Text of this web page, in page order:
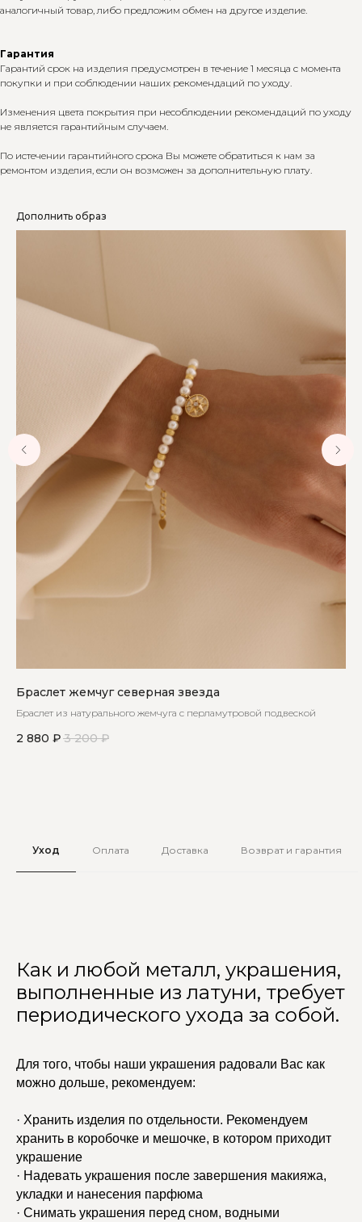
аналогичный товар, либо предложим обмен на другое изделие.
Гарантия
Гарантий срок на изделия предусмотрен в течение 1 месяца с момента
покупки и при соблюдении наших рекомендаций по уходу.
Изменения цвета покрытия при несоблюдении рекомендаций по уходу
не является гарантийным случаем.
По истечении гарантийного срока Вы можете обратиться к нам за
ремонтом изделия, если он возможен за дополнительную плату.
Дополнить образ
Браслет жемчуг северная звезда
Браслет из натурального жемчуга с перламутровой подвеской
2 880 ₽ 3 200 ₽
Уход Оплата Доставка Возврат и гарантия
Как и любой металл, украшения,
выполненные из латуни, требует
периодического ухода за собой.
Для того, чтобы наши украшения радовали Вас как
можно дольше, рекомендуем:
· Хранить изделия по отдельности. Рекомендуем
хранить в коробочке и мешочке, в котором приходит
украшение
· Надевать украшения после завершения макияжа,
укладки и нанесения парфюма
· Снимать украшения перед сном, водными